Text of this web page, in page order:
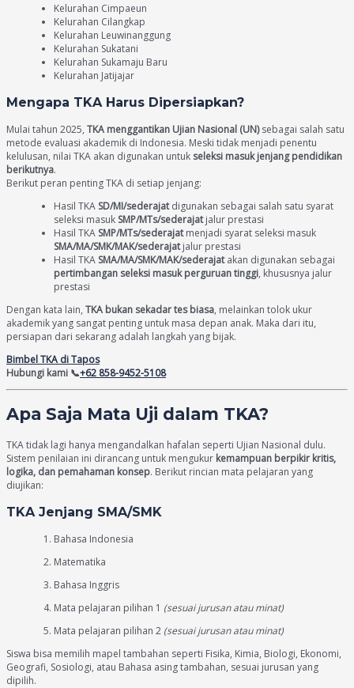
Kelurahan Cimpaeun
Kelurahan Cilangkap
Kelurahan Leuwinanggung
Kelurahan Sukatani
Kelurahan Sukamaju Baru
Kelurahan Jatijajar
Mengapa TKA Harus Dipersiapkan?
Mulai tahun 2025, TKA menggantikan Ujian Nasional (UN)sebagai salah satu
metode evaluasi akademik di Indonesia. Meski tidak menjadi penentu
kelulusan, nilai TKA akan digunakan untuk seleksi masuk jenjang pendidikan
berikutnya.
Berikut peran penting TKA di setiap jenjang:
Hasil TKA SD/MI/sederajatdigunakan sebagai salah satu syarat
seleksi masuk SMP/MTs/sederajatjalur prestasi
Hasil TKA SMP/MTs/sederajatmenjadi syarat seleksi masuk
SMA/MA/SMK/MAK/sederajatjalur prestasi
Hasil TKA SMA/MA/SMK/MAK/sederajatakan digunakan sebagai
pertimbangan seleksi masuk perguruan tinggi, khususnya jalur
prestasi
Dengan kata lain, TKA bukan sekadar tes biasa, melainkan tolok ukur
akademik yang sangat penting untuk masa depan anak. Maka dari itu,
persiapan dari sekarang adalah langkah yang bijak.
Bimbel TKA di Tapos
Hubungi kami 📞+62 858-9452-5108
Apa Saja Mata Uji dalam TKA?
TKA tidak lagi hanya mengandalkan hafalan seperti Ujian Nasional dulu.
Sistem penilaian ini dirancang untuk mengukur kemampuan berpikir kritis,
logika, dan pemahaman konsep. Berikut rincian mata pelajaran yang
diujikan:
TKA Jenjang SMA/SMK
Bahasa Indonesia
Matematika
Bahasa Inggris
Mata pelajaran pilihan 1 (sesuai jurusan atau minat)
Mata pelajaran pilihan 2 (sesuai jurusan atau minat)
Siswa bisa memilih mapel tambahan seperti Fisika, Kimia, Biologi, Ekonomi,
Geografi, Sosiologi, atau Bahasa asing tambahan, sesuai jurusan yang
dipilih.